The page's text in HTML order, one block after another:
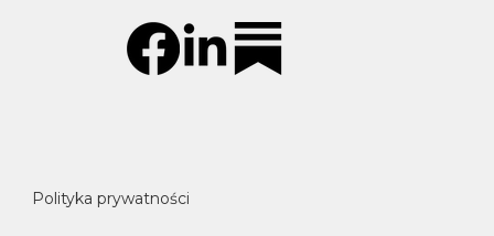
Polityka prywatności